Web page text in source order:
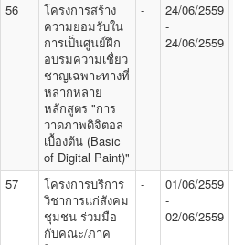
56
โครงการสร้าง
ความยอมรับใน
การเป็นศูนย์ฝึก
อบรมความเชื่ยว
ชาญเฉพาะทางที่
หลากหลาย
หลักสูตร "การ
วาดภาพดิจิตอล
เบื้องต้น (Basic
of Digital Paint)"
-
24/06/2559
-
24/06/2559
57
โครงการบริการ
วิชาการแก่สังคม
ชุมชน ร่วมมือ
กับคณะ/ภาค
-
01/06/2559
-
02/06/2559